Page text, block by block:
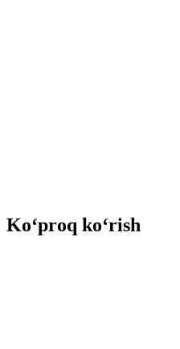
Ko‘proq ko‘rish